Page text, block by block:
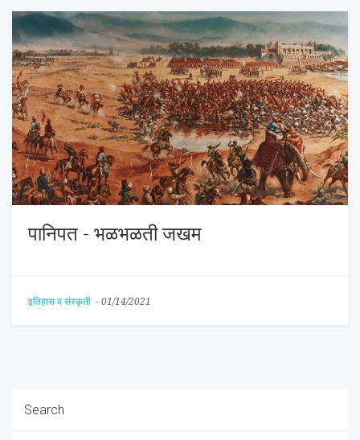
पानिपत - भळभळती जखम
इतिहास व संस्कृती - 01/14/2021
Search